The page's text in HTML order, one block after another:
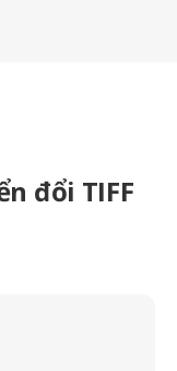
đổi TIFF